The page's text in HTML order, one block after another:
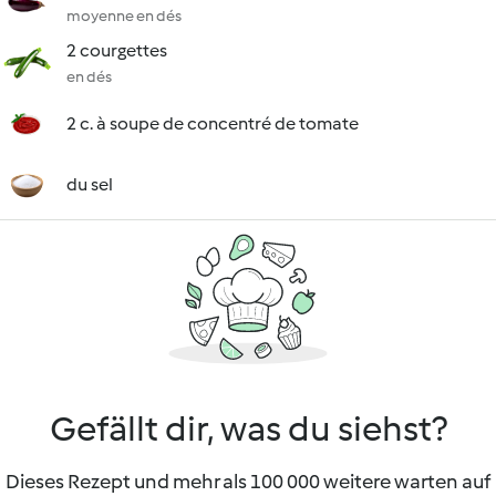
moyenne en dés
2 courgettes
en dés
2 c. à soupe de concentré de tomate
du sel
Gefällt dir, was du siehst?
Dieses Rezept und mehr als 100 000 weitere warten auf